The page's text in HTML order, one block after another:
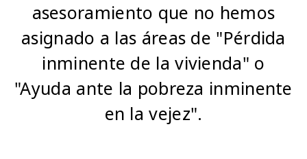
asesoramiento que no hemos
asignado a las áreas de "Pérdida
inminente de la vivienda" o
"Ayuda ante la pobreza inminente
en la vejez".